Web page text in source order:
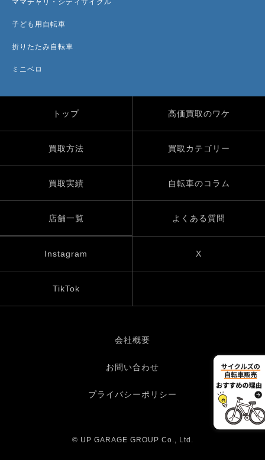
子ども用自転車
折りたたみ自転車
ミニベロ
トップ 高価買取のワケ
買取方法 買取カテゴリー
買取実績 自転車のコラム
店舗一覧 よくある質問
Instagram X
TikTok
会社概要
お問い合わせ
プライバシーポリシー
© UP GARAGE GROUP Co., Ltd.